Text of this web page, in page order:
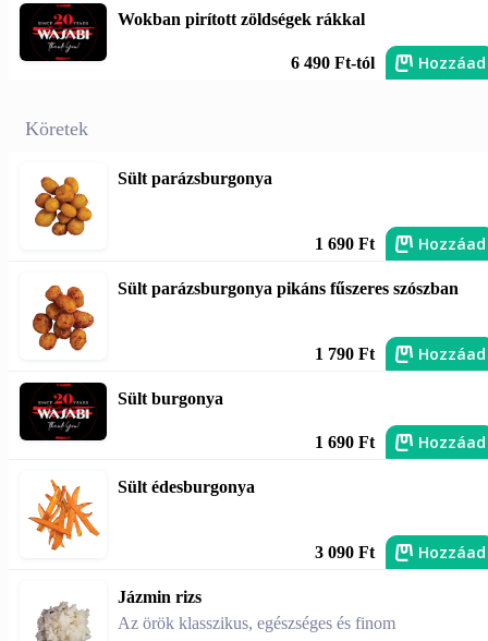
Wokban pirított zöldségek rákkal
6 490 Ft-tól Hozzáad
Köretek
Sült parázsburgonya
1 690 Ft Hozzáad
Sült parázsburgonya pikáns fűszeres szószban
1 790 Ft Hozzáad
Sült burgonya
1 690 Ft Hozzáad
Sült édesburgonya
3 090 Ft Hozzáad
Jázmin rizs
Az örök klasszikus, egészséges és finom